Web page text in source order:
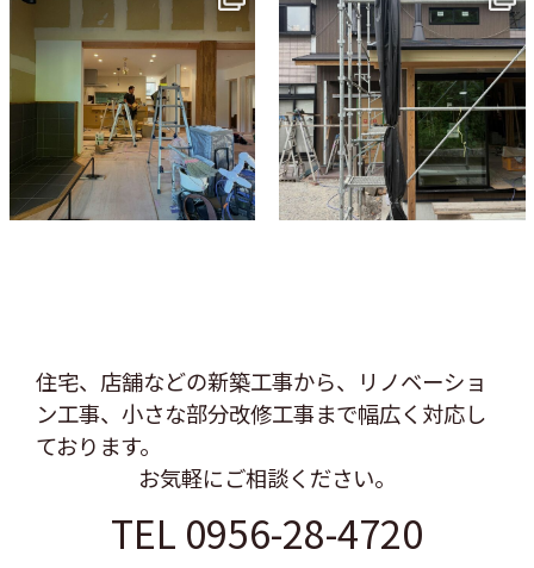
6月 3
住宅、店舗などの新築工事から、リノベーショ
ン工事、 小さな部分改修工事まで幅広く対応し
ております。
お気軽にご相談ください。
TEL 0956-28-4720